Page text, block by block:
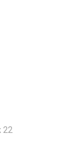
22